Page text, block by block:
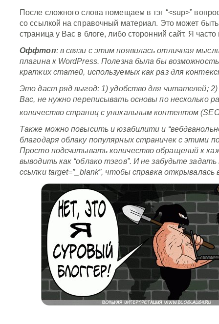
После сложного слова помещаем в тэг “<sup>”
со ссылкой на справочный материал. Это может быть
страница у Вас в блоге, либо сторонний сайт. Я
Оффтоп: в связи с этим появилась отличная
плагина к WordPress. Полезна была бы
кратких статей, используемых как раз для
Это даст ряд выгод: 1) удобство для читателей; 2)
Вас, не нужно переписывать основы по несколько
количество страниц с уникальным контентом
Также можно повысить и юзабилити и
благодаря облаку популярных страничек с этими
Просто подсчитывать количество обращений к
выводить как “облако тэгов”. И не забудьте
ссылки target=”_blank”, чтобы справка открывалась